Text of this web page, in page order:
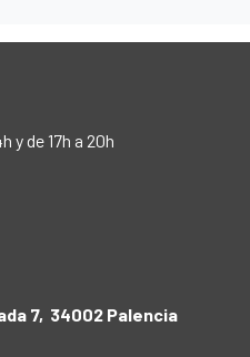
y de 17h a 20h
7, 34002 Palencia